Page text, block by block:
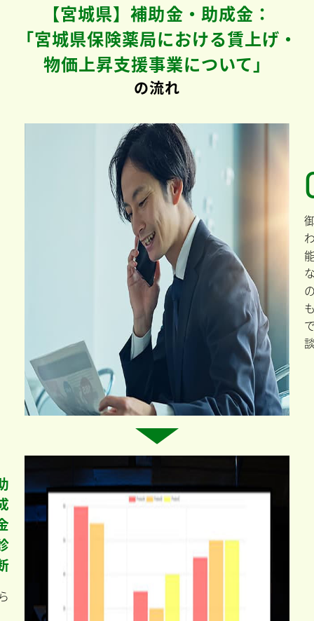
【宮城県】補助金・助成金：
「宮城県保険薬局における賃上げ・
物価上昇支援事業について」
の流れ